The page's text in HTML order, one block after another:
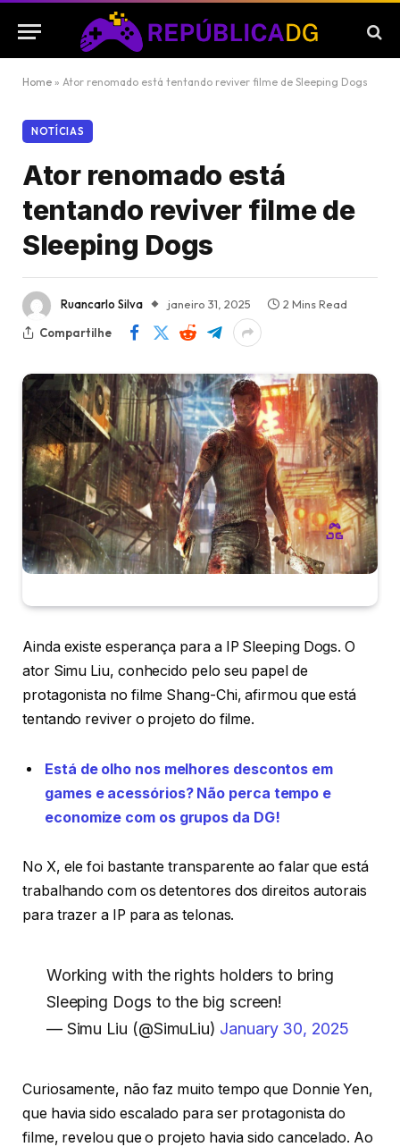
Home » Ator renomado está tentando reviver filme de Sleeping Dogs
NOTÍCIAS
Ator renomado está
tentando reviver filme de
Sleeping Dogs
Ruancarlo Silva janeiro 31, 2025
2 Mins Read
Compartilhe
Ainda existe esperança para a IP Sleeping Dogs. O
ator Simu Liu, conhecido pelo seu papel de
protagonista no filme Shang-Chi, afirmou que está
tentando reviver o projeto do filme.
Está de olho nos melhores descontos em
games e acessórios? Não perca tempo e
economize com os grupos da DG!
No X, ele foi bastante transparente ao falar que está
trabalhando com os detentores dos direitos autorais
para trazer a IP para as telonas.
Working with the rights holders to bring
Sleeping Dogs to the big screen!
— Simu Liu (@SimuLiu) January 30, 2025
Curiosamente, não faz muito tempo que Donnie Yen,
que havia sido escalado para ser protagonista do
filme, revelou que o projeto havia sido cancelado. Ao